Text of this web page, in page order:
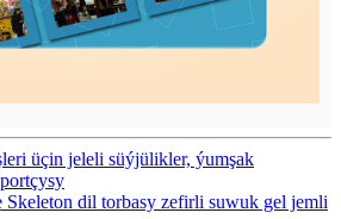
üçin jeleli süýjülikler, ýumşak
Skeleton dil torbasy zefirli suwuk gel jemli